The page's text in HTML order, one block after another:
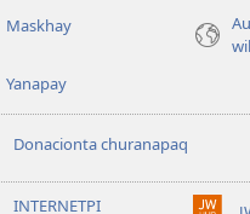
Maskhay
Yanapay
Donacionta churanapaq
INTERNETPI